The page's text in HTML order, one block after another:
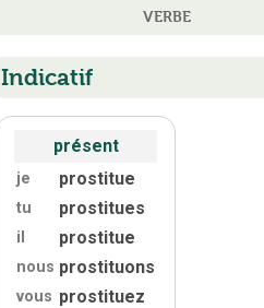
VERBE
Indicatif
présent
je prostitue
tu prostitues
il prostitue
nous prostituons
vous prostituez